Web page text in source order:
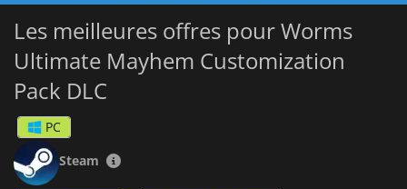
Les meilleures offres pour Worms
Ultimate Mayhem Customization
Pack DLC
PC
Steam